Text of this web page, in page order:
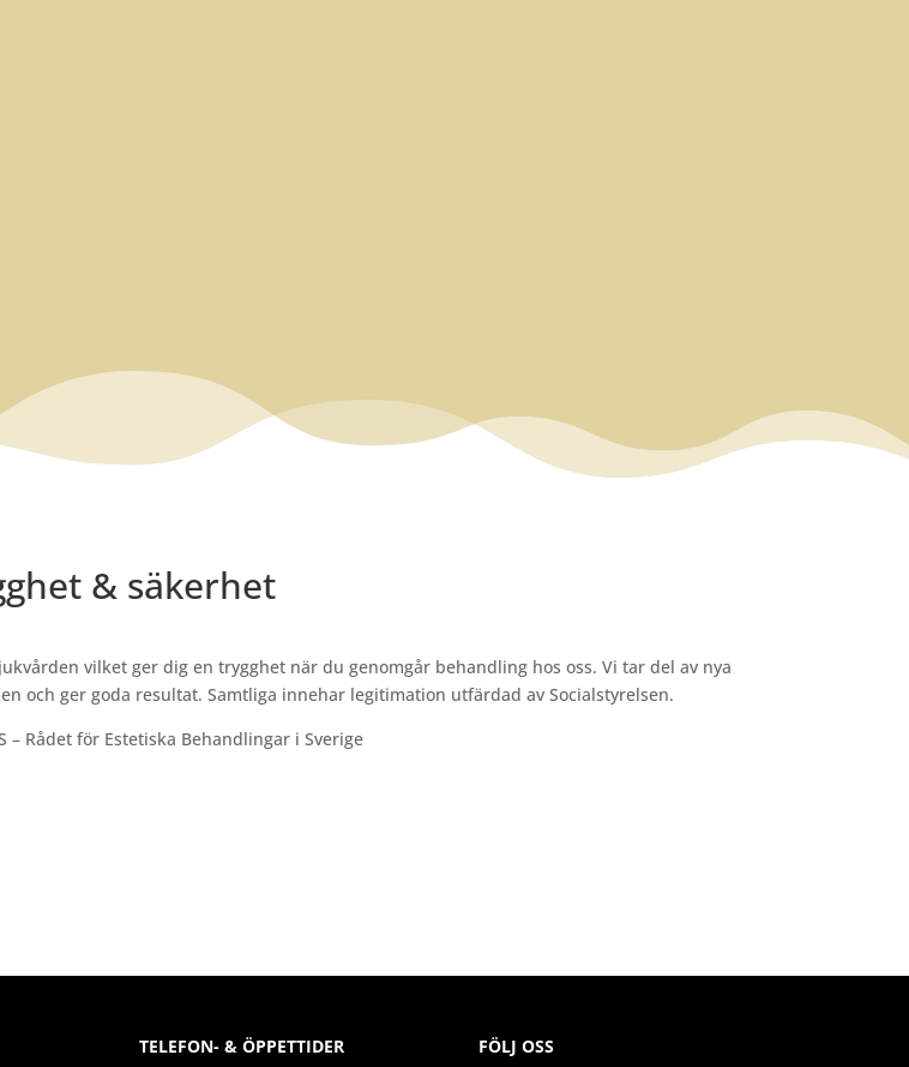
& säkerhet
vilket ger dig en trygghet när du genomgår behandling hos oss. Vi tar del av nya
och ger goda resultat. Samtliga innehar legitimation utfärdad av Socialstyrelsen.
– Rådet för Estetiska Behandlingar i Sverige
TELEFON- & ÖPPETTIDER FÖLJ OSS